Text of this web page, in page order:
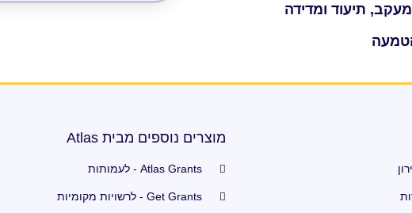
מוצרים נוספים מבית Atlas
Atlas Grants - לעמותות
Get Grants - לרשויות מקומיות